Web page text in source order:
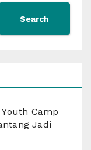
Search
Camp
Jadi